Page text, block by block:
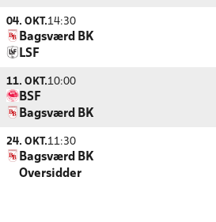
04. OKT.14:30
Bagsværd BK
LSF
11. OKT.10:00
BSF
Bagsværd BK
24. OKT.11:30
Bagsværd BK
Oversidder